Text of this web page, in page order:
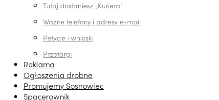
Tutaj dostaniesz „Kuriera”
Ważne telefony i adresy e-mail
Petycje i wnioski
Przetargi
Reklama
Ogłoszenia drobne
Promujemy Sosnowiec
Spacerownik